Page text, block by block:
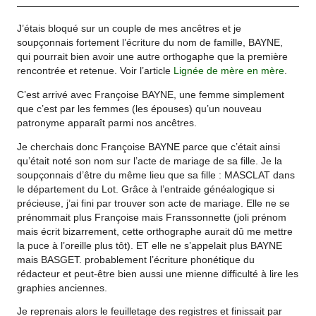
J’étais bloqué sur un couple de mes ancêtres et je
soupçonnais fortement l’écriture du nom de famille, BAYNE,
qui pourrait bien avoir une autre orthogaphe que la première
rencontrée et retenue. Voir l’article Lignée de mère en mère.
C’est arrivé avec Françoise BAYNE, une femme simplement
que c’est par les femmes (les épouses) qu’un nouveau
patronyme apparaît parmi nos ancêtres.
Je cherchais donc Françoise BAYNE parce que c’était ainsi
qu’était noté son nom sur l’acte de mariage de sa fille. Je la
soupçonnais d’être du même lieu que sa fille : MASCLAT dans
le département du Lot. Grâce à l’entraide généalogique si
précieuse, j’ai fini par trouver son acte de mariage. Elle ne se
prénommait plus Françoise mais Franssonnette (joli prénom
mais écrit bizarrement, cette orthographe aurait dû me mettre
la puce à l’oreille plus tôt). ET elle ne s’appelait plus BAYNE
mais BASGET. probablement l’écriture phonétique du
rédacteur et peut-être bien aussi une mienne difficulté à lire les
graphies anciennes.
Je reprenais alors le feuilletage des registres et finissait par